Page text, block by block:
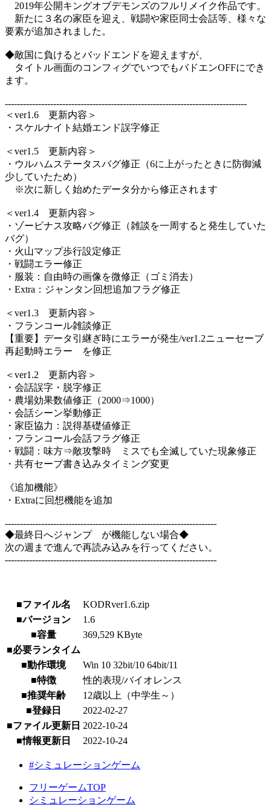
2019年公開キングオブデモンズのフルリメイク作品です。
新たに３名の家臣を迎え、戦闘や家臣同士会話等、様々な
要素が追加されました。
◆敵国に負けるとバッドエンドを迎えますが、
タイトル画面のコンフィグでいつでもバドエンOFFにでき
ます。
--------------------------------------------------------------------------------
＜ver1.6 更新内容＞
・スケルナイト結婚エンド誤字修正
＜ver1.5 更新内容＞
・ウルハムステータスバグ修正（6に上がったときに防御減
少していたため）
※次に新しく始めたデータ分から修正されます
＜ver1.4 更新内容＞
・ゾービナス攻略バグ修正（雑談を一周すると発生していた
バグ）
・火山マップ歩行設定修正
・戦闘エラー修正
・服装：自由時の画像を微修正（ゴミ消去）
・Extra：ジャンタン回想追加フラグ修正
＜ver1.3 更新内容＞
・フランコール雑談修正
【重要】データ引継ぎ時にエラーが発生/ver1.2ニューセーブ
再起動時エラー を修正
＜ver1.2 更新内容＞
・会話誤字・脱字修正
・農場効果数値修正（2000⇒1000）
・会話シーン挙動修正
・家臣協力：説得基礎値修正
・フランコール会話フラグ修正
・戦闘：味方⇒敵攻撃時 ミスでも全滅していた現象修正
・共有セーブ書き込みタイミング変更
《追加機能》
・Extraに回想機能を追加
----------------------------------------------------------------------
◆最終日へジャンプ が機能しない場合◆
次の週まで進んで再読み込みを行ってください。
----------------------------------------------------------------------
■ファイル名
KODRver1.6.zip
■バージョン
1.6
■容量
369,529 KByte
■必要ランタイム
■動作環境
Win 10 32bit/10 64bit/11
■特徴
性的表現/バイオレンス
■推奨年齢
12歳以上（中学生～）
■登録日
2022-02-27
■ファイル更新日 2022-10-24
■情報更新日
2022-10-24
#シミュレーションゲーム
フリーゲームTOP
シミュレーションゲーム